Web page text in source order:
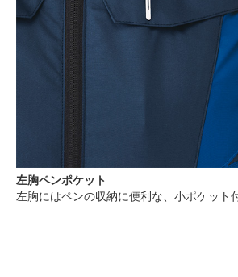
左胸ペンポケット
左胸にはペンの収納に便利な、小ポケット